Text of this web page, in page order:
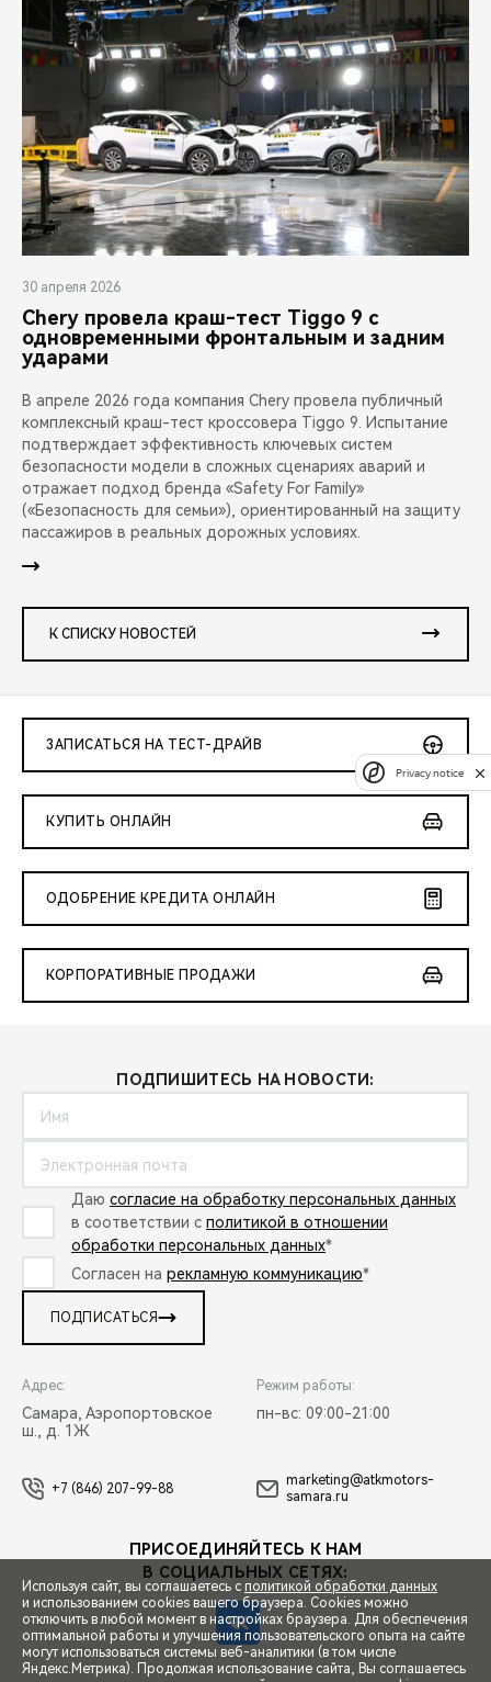
СПЕЦПРЕДЛОЖЕНИЯ
30 апреля 2026
Chery провела краш-тест Tiggo 9 с
одновременными фронтальным и задним
ударами
В апреле 2026 года компания Chery провела публичный
комплексный краш-тест кроссовера Tiggo 9. Испытание
подтверждает эффективность ключевых систем
безопасности модели в сложных сценариях аварий и
отражает подход бренда «Safety For Family»
(«Безопасность для семьи»), ориентированный на защиту
пассажиров в реальных дорожных условиях.
К СПИСКУ НОВОСТЕЙ
ЗАПИСАТЬСЯ НА ТЕСТ-ДРАЙВ
КУПИТЬ ОНЛАЙН
ОДОБРЕНИЕ КРЕДИТА ОНЛАЙН
КОРПОРАТИВНЫЕ ПРОДАЖИ
ПОДПИШИТЕСЬ НА НОВОСТИ:
Даю согласие на обработку персональных данных
в соответствии с политикой в отношении
обработки персональных данных*
Согласен на рекламную коммуникацию*
ПОДПИСАТЬСЯ
Адрес:
Самара, Аэропортовское
ш., д. 1Ж
Режим работы:
пн-вс: 09:00-21:00
+7 (846) 207-99-88
marketing@atkmotors-
samara.ru
ПРИСОЕДИНЯЙТЕСЬ К НАМ
В СОЦИАЛЬНЫХ СЕТЯХ:
Используя сайт, вы соглашаетесь с политикой обработки данных
и использованием cookies вашего браузера. Cookies можно
отключить в любой момент в настройках браузера. Для обеспечения
оптимальной работы и улучшения пользовательского опыта на сайте
могут использоваться системы веб-аналитики (в том числе
Яндекс.Метрика). Продолжая использование сайта, Вы соглашаетесь
Privacy notice